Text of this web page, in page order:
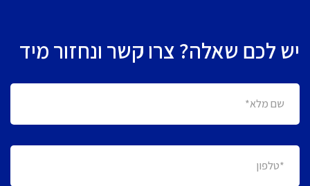
יש לכם שאלה? צרו קשר ונחזור מיד